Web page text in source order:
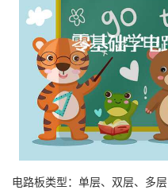
电路板类型：单层、双层、多层